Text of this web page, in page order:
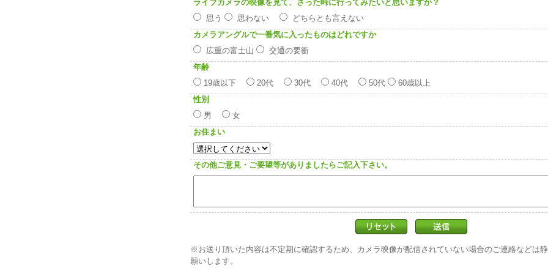
ライブカメラの映像を見て、さった峠に行ってみたいと思いますか？
思う
思わない
どちらとも言えない
カメラアングルで一番気に入ったものはどれですか
広重の富士山
交通の要衝
年齢
19歳以下
20代 30代 40代 50代
60歳以上
性別
男
女
お住まい
その他ご意見・ご要望等がありましたらご記入下さい。
※お送り頂いた内容は不定期に確認するため、カメラ映像が配信されていない場合のご連絡などは
願いします。